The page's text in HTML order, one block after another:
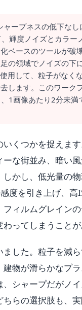
ープネスの低下な
輝度ノイズとカラー
ベースのツールが破
の領域でノイズの下
用して、粒子がなく
します。このワーク
1画像あたり2分未
くつかを捉えま
な街並み、暗い
かし、低光量の
度を引き上げ、高
ィルムグレインの
ってしまうことが
した。粒子を減
物が滑らかなプ
シャープだがノイ
らの選択肢も、